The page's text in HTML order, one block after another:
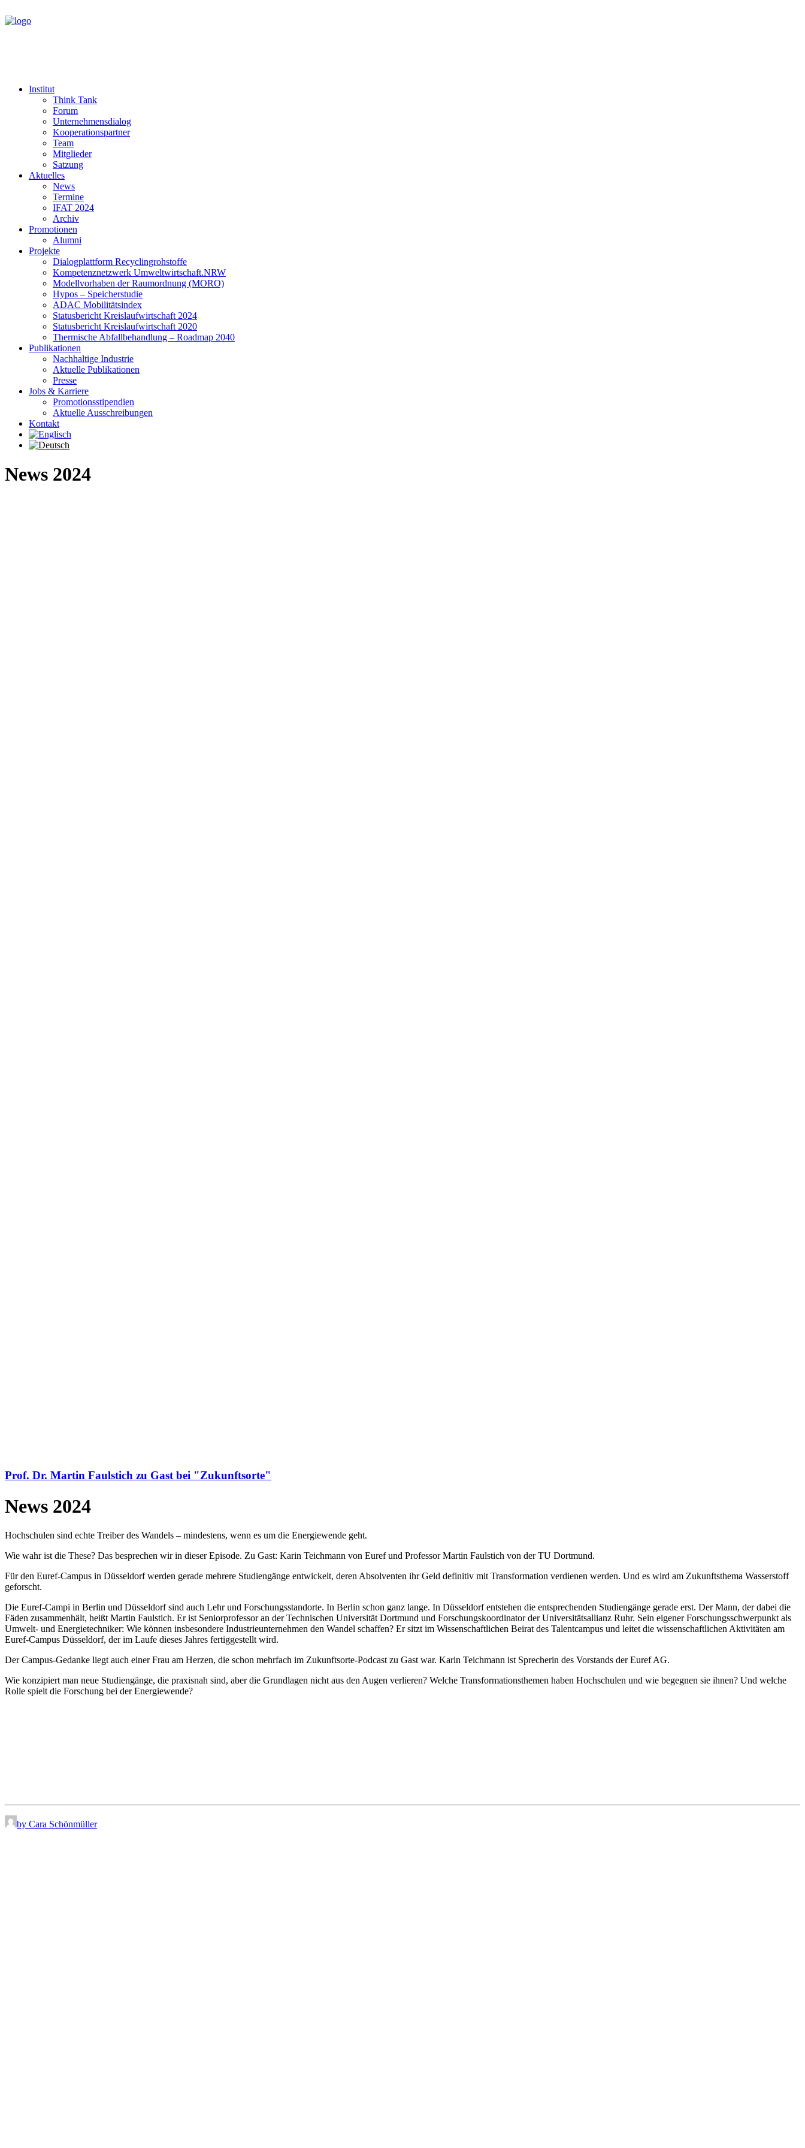
Institut
Think Tank
Forum
Unternehmensdialog
Kooperationspartner
Team
Mitglieder
Satzung
Aktuelles
News
Termine
IFAT 2024
Archiv
Promotionen
Alumni
Projekte
Dialogplattform Recyclingrohstoffe
Kompetenznetzwerk Umweltwirtschaft.NRW
Modellvorhaben der Raumordnung (MORO)
Hypos – Speicherstudie
ADAC Mobilitätsindex
Statusbericht Kreislaufwirtschaft 2024
Statusbericht Kreislaufwirtschaft 2020
Thermische Abfallbehandlung – Roadmap 2040
Publikationen
Nachhaltige Industrie
Aktuelle Publikationen
Presse
Jobs & Karriere
Promotionsstipendien
Aktuelle Ausschreibungen
Kontakt
News 2024
Prof. Dr. Martin Faulstich zu Gast bei "Zukunftsorte"
News 2024
Hochschulen sind echte Treiber des Wandels – mindestens, wenn es um die Energiewende geht.
Wie wahr ist die These? Das besprechen wir in dieser Episode. Zu Gast: Karin Teichmann von Euref und Professor Martin Faulstich von der TU Dortmund.
Für den Euref-Campus in Düsseldorf werden gerade mehrere Studiengänge entwickelt, deren Absolventen ihr Geld definitiv mit Transformation verdienen werden. Und es wird am Zukunftsthema Wasserstoff
geforscht.
Die Euref-Campi in Berlin und Düsseldorf sind auch Lehr und Forschungsstandorte. In Berlin schon ganz lange. In Düsseldorf entstehen die entsprechenden Studiengänge gerade erst. Der Mann, der dabei die
Fäden zusammenhält, heißt Martin Faulstich. Er ist Seniorprofessor an der Technischen Universität Dortmund und Forschungskoordinator der Universitätsallianz Ruhr. Sein eigener Forschungsschwerpunkt als
Umwelt- und Energietechniker: Wie können insbesondere Industrieunternehmen den Wandel schaffen? Er sitzt im Wissenschaftlichen Beirat des Talentcampus und leitet die wissenschaftlichen Aktivitäten am
Euref-Campus Düsseldorf, der im Laufe dieses Jahres fertiggestellt wird.
Der Campus-Gedanke liegt auch einer Frau am Herzen, die schon mehrfach im Zukunftsorte-Podcast zu Gast war. Karin Teichmann ist Sprecherin des Vorstands der Euref AG.
Wie konzipiert man neue Studiengänge, die praxisnah sind, aber die Grundlagen nicht aus den Augen verlieren? Welche Transformationsthemen haben Hochschulen und wie begegnen sie ihnen? Und welche
Rolle spielt die Forschung bei der Energiewende?
by Cara Schönmüller